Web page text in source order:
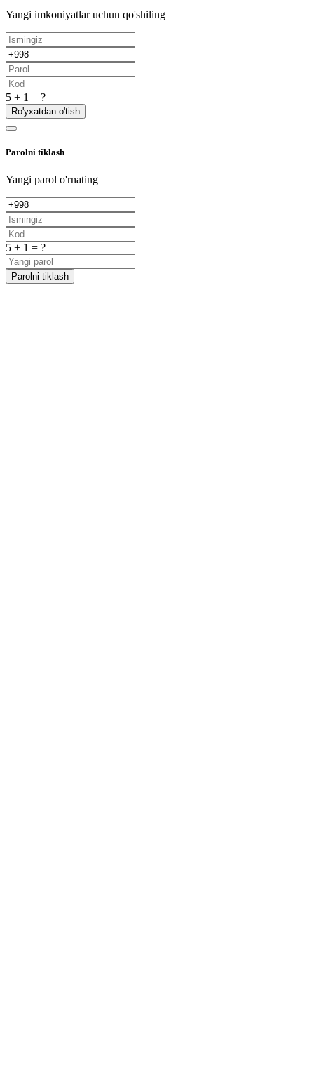
Yangi imkoniyatlar uchun qo'shiling
5 + 1 = ?
Ro'yxatdan o'tish
Parolni tiklash
Yangi parol o'rnating
5 + 1 = ?
Parolni tiklash